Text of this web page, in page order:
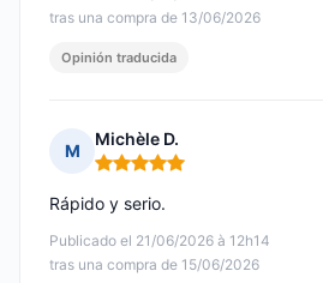
tras una compra de 13/06/2026
Opinión traducida
M
Michèle D.
Nota: 5 de 5
Publicado el 21/06/2026 à 12h14
tras una compra de 15/06/2026
Rápido y serio.